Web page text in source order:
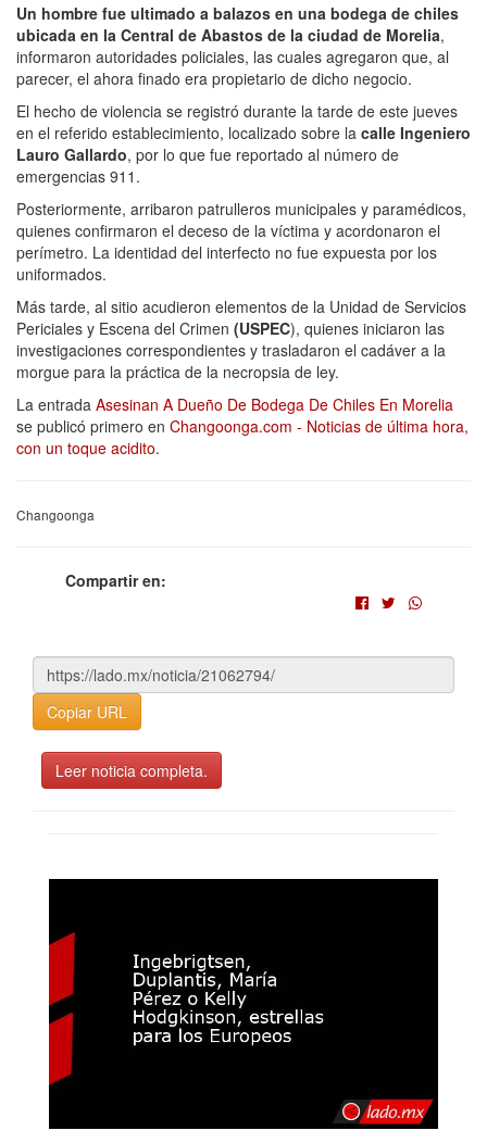
Un hombre fue ultimado a balazos en una bodega de chiles
ubicada en la Central de Abastos de la ciudad de Morelia,
informaron autoridades policiales, las cuales agregaron que, al
parecer, el ahora finado era propietario de dicho negocio.
El hecho de violencia se registró durante la tarde de este jueves
en el referido establecimiento, localizado sobre la calle Ingeniero
Lauro Gallardo, por lo que fue reportado al número de
emergencias 911.
Posteriormente, arribaron patrulleros municipales y paramédicos,
quienes confirmaron el deceso de la víctima y acordonaron el
perímetro. La identidad del interfecto no fue expuesta por los
uniformados.
Más tarde, al sitio acudieron elementos de la Unidad de Servicios
Periciales y Escena del Crimen (USPEC), quienes iniciaron las
investigaciones correspondientes y trasladaron el cadáver a la
morgue para la práctica de la necropsia de ley.
La entrada Asesinan A Dueño De Bodega De Chiles En Morelia
se publicó primero en Changoonga.com - Noticias de última hora,
con un toque acidito.
Changoonga
Compartir en:
Copiar URL
Leer noticia completa.